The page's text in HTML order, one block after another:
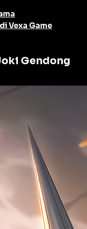
Vexa Game
Gendong